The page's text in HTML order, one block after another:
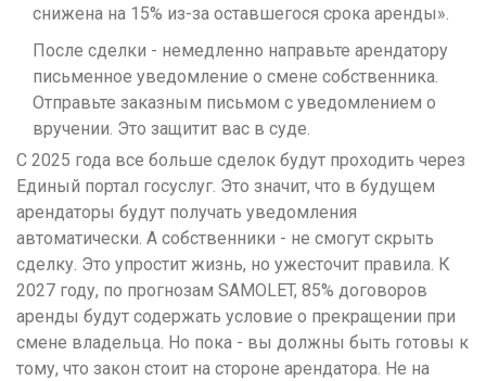
снижена на 15% из-за оставшегося срока аренды».
После сделки - немедленно направьте арендатору
письменное уведомление о смене собственника.
Отправьте заказным письмом с уведомлением о
вручении. Это защитит вас в суде.
С 2025 года все больше сделок будут проходить через
Единый портал госуслуг. Это значит, что в будущем
арендаторы будут получать уведомления
автоматически. А собственники - не смогут скрыть
сделку. Это упростит жизнь, но ужесточит правила. К
2027 году, по прогнозам SAMOLET, 85% договоров
аренды будут содержать условие о прекращении при
смене владельца. Но пока - вы должны быть готовы к
тому, что закон стоит на стороне арендатора. Не на